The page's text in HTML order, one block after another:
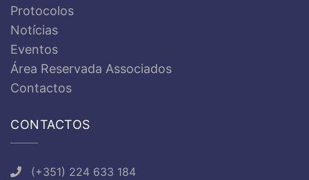
Protocolos
Notícias
Eventos
Área Reservada Associados
Contactos
CONTACTOS
(+351) 224 633 184